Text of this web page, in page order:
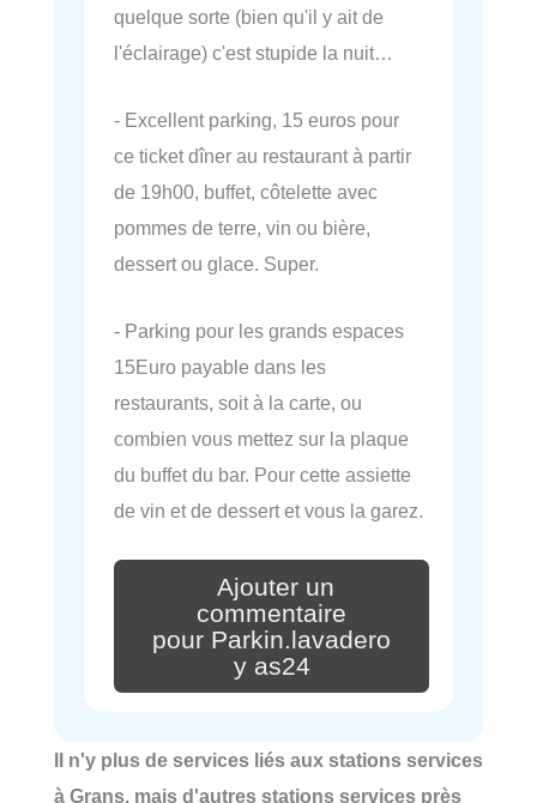
quelque sorte (bien qu'il y ait de
l'éclairage) c'est stupide la nuit…
- Excellent parking, 15 euros pour
ce ticket dîner au restaurant à partir
de 19h00, buffet, côtelette avec
pommes de terre, vin ou bière,
dessert ou glace. Super.
- Parking pour les grands espaces
15Euro payable dans les
restaurants, soit à la carte, ou
combien vous mettez sur la plaque
du buffet du bar. Pour cette assiette
de vin et de dessert et vous la garez.
Ajouter un
commentaire
pour Parkin.lavadero
y as24
Il n'y plus de services liés aux stations services
à Grans, mais d'autres stations services près